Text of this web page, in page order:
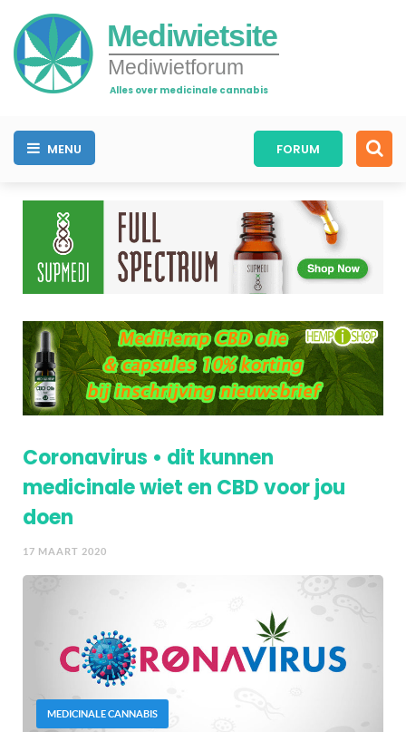
Mediwietsite
Mediwietforum
Alles over medicinale cannabis
MENU FORUM
Coronavirus • dit kunnen
medicinale wiet en CBD voor jou
doen
17 MAART 2020
MEDICINALE CANNABIS